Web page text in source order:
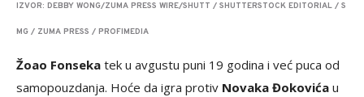
IZVOR: DEBBY WONG/ZUMA PRESS WIRE/SHUTT / SHUTTERSTOCK EDITORIAL / S
MG / ZUMA PRESS / PROFIMEDIA
Žoao Fonseka tek u avgustu puni 19 godina i već puca od
samopouzdanja. Hoće da igra protiv Novaka Đokovića u